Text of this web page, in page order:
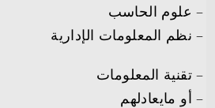
– علوم الحاسب
– نظم المعلومات الإدارية
– تقنية المعلومات
– أو مايعادلهم